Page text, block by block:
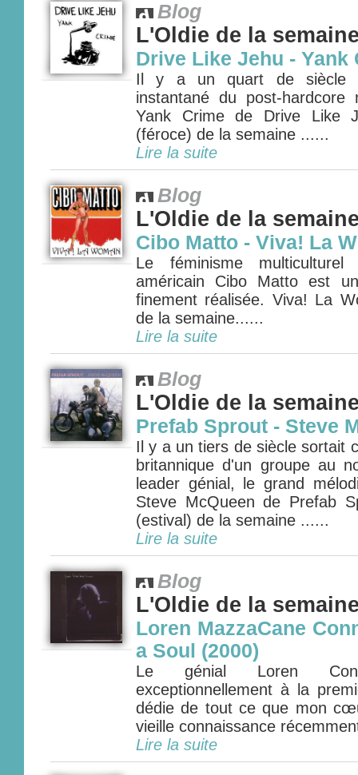
Blog
L'Oldie de la
Drive Like Jehu - Yank
Il y a un quart de siècle
instantané du post-
Yank Crime de Drive Like
(féroce) de la semaine ......
Lire la suite
Blog
L'Oldie de la
Cibo Matto - Viva! La
Le féminisme
américain Cibo Matto est
finement réalisée. Viva! La
de la semaine......
Lire la suite
Blog
L'Oldie de la
Prefab Sprout - Steve
Il y a un tiers de siècle sortait
britannique d'un groupe au
leader génial, le grand
Steve McQueen de Prefab
(estival) de la semaine ......
Lire la suite
Blog
L'Oldie de la
Loren MazzaCane
a Soul (2000)
Le génial Loren
exceptionnellement à la
dédie de tout ce que mon
vieille connaissance
Lire la suite